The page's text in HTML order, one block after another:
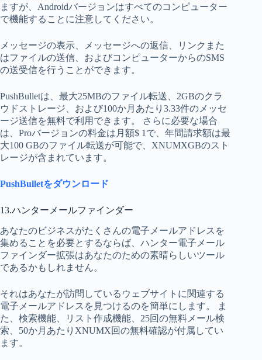
ますが、Androidバージョンはすべてのコンピューター
で機能することに注意してください。
メッセージの表示、メッセージへの返信、リンクまた
はファイルの送信、およびコンピューターからのSMS
の送受信を行うことができます。
PushBulletは、最大25MBのファイル転送、2GBのクラ
ウドストレージ、および100か月あたり3.33件のメッセ
ージ送信を無料で利用できます。 さらに必要な場合
は、Proバージョンの料金は月額$ 1で、年間請求額は最
大100 GBのファイル転送が可能で、XNUMXGBのスト
レージが含まれています。
PushBulletをダウンロード
13.ハンターメールファインダー
あなたのビジネスがたくさんの電子メールアドレスを
集めることを必要とするならば、ハンター電子メ​​ール
ファインダー拡張はあなたのための素晴らしいツール
であるかもしれません。
それはあなたが訪問しているウェブサイトに関連する
電子メールアドレスを見つけるのを簡単にします。 ま
た、検索機能、リスト作成機能、25回の無料メール検
索、50か月あたりXNUMX回の無料確認が付属してい
ます。